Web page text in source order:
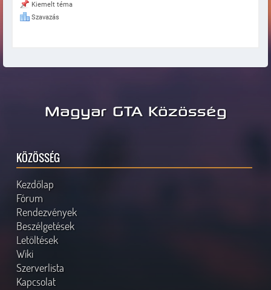
Kiemelt téma
Szavazás
Magyar GTA Közösség
KÖZÖSSÉG
Kezdőlap
Fórum
Rendezvények
Beszélgetések
Letöltések
Wiki
Szerverlista
Kapcsolat